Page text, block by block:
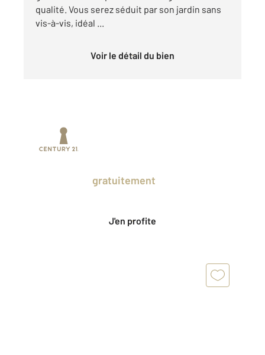
qualité. Vous serez séduit par son jardin sans
vis-à-vis, idéal ...
Voir le détail du bien
gratuitement
J'en profite